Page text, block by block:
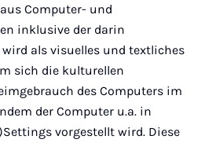
Computer- und
inklusive der darin
als visuelles und textliches
sich die kulturellen
des Computers im
der Computer u.a. in
vorgestellt wird. Diese